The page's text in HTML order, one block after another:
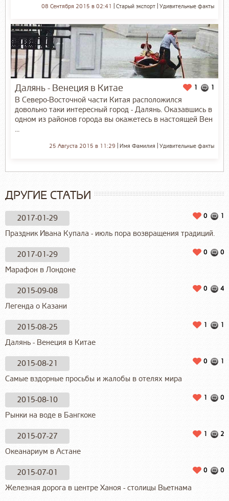
Удивительные факты
Старый экспорт
08 Сентября 2015 в 02:41
1
1
Далянь - Венеция в Китае
В Северо-Восточной части Китая расположился
довольно таки интересный город - Далянь. Оказавшись в
одном из районов города вы окажетесь в настоящей Вен
...
Удивительные факты
Имя Фамилия
25 Августа 2015 в 11:29
ДРУГИЕ СТАТЬИ
2017-01-29 1
0
Праздник Ивана Купала - июль пора возвращения традиций.
2017-01-29 0
0
Марафон в Лондоне
2015-09-08 4
0
Легенда о Казани
2015-08-25 1
1
Далянь - Венеция в Китае
2015-08-21 1
0
Самые вздорные просьбы и жалобы в отелях мира
2015-08-10 0
1
Рынки на воде в Бангкоке
2015-07-27 2
1
Океанариум в Астане
2015-07-01 0
0
Железная дорога в центре Ханоя - столицы Вьетнама